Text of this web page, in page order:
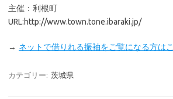
主催：利根町
URL:http://www.town.tone.ibaraki.jp/
→ ネットで借りれる振袖をご覧になる方は
カテゴリー: 茨城県